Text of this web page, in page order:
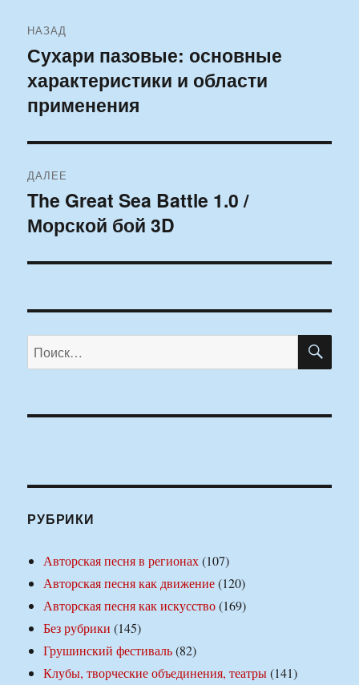
по
записям
НАЗАД
Предыдущая
запись:
Сухари пазовые: основные
характеристики и области
применения
ДАЛЕЕ
Следующая
запись:
The Great Sea Battle 1.0 /
Морской бой 3D
Искать:
РУБРИКИ
Авторская песня в регионах(107)
Авторская песня как движение(120)
Авторская песня как искусство(169)
Без рубрики (145)
Грушинский фестиваль(82)
Клубы, творческие объединения, театры(141)